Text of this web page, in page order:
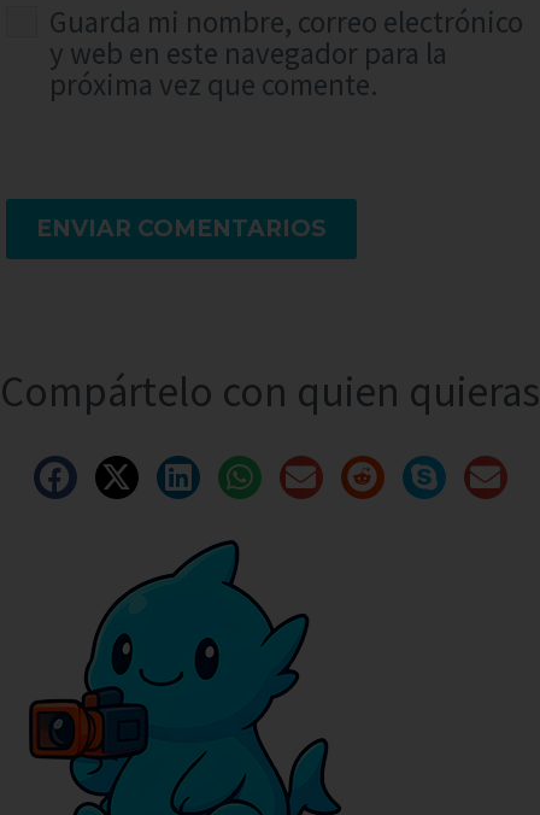
Guarda mi nombre, correo electrónico
y web en este navegador para la
próxima vez que comente.
ENVIAR COMENTARIOS
Compártelo con quien quieras